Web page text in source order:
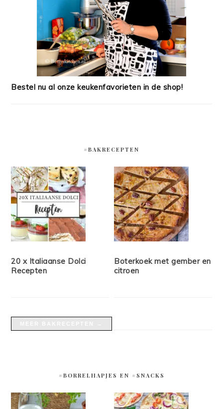
Bestel nu al onze keukenfavorieten in de shop!
#BAKRECEPTEN
20 x Italiaanse Dolci
Recepten
Boterkoek met gember en
citroen
#BORRELHAPJES EN #SNACKS